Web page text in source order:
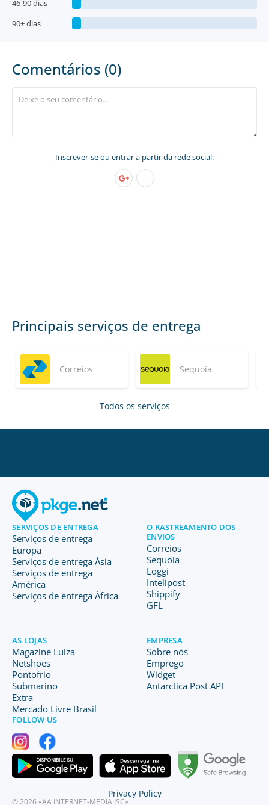
46-90 dias
90+ dias
Comentários (0)
Inscrever-seou entrar a partir da rede social:
Principais serviços de entrega
Correios Sequoia
Todos os serviços
SERVIÇOS DE ENTREGA
Serviços de entrega
Europa
Serviços de entrega Ásia
Serviços de entrega
América
Serviços de entrega África
O RASTREAMENTO DOS
ENVIOS
Correios
Sequoia
Loggi
Intelipost
Shippify
GFL
AS LOJAS
Magazine Luiza
Netshoes
Pontofrio
Submarino
Extra
Mercado Livre Brasil
EMPRESA
Sobre nós
Emprego
Widget
Antarctica Post API
FOLLOW US
© 2026 «AA INTERNET-MEDIA JSC»
Privacy Policy